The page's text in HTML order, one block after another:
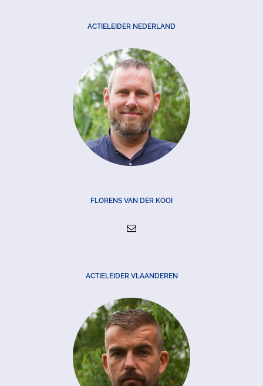
ACTIELEIDER NEDERLAND
FLORENS VAN DER KOOI
ACTIELEIDER VLAANDEREN